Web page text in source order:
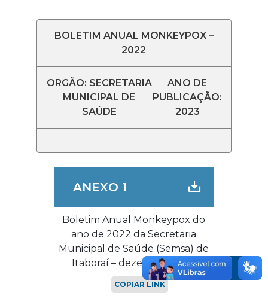
BOLETIM ANUAL MONKEYPOX –
2022
ORGÃO: SECRETARIA
MUNICIPAL DE
SAÚDE
ANO DE
PUBLICAÇÃO:
2023
ANEXO 1
Boletim Anual Monkeypox do
ano de 2022 da Secretaria
Municipal de Saúde (Semsa) de
Itaboraí – dezembro/2022
COPIAR LINK